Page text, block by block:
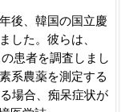
後、韓国の国立慶
した。彼らは、
患者を調査しまし
系農薬を測定する
場合、痴呆症状が